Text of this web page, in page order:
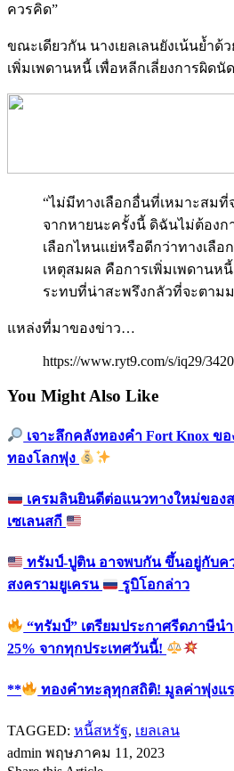
ควรคิด”
ขณะเดียวกัน นางเยลเลนยังเน้นย้ำ
เพิ่มเพดานหนี้ เพื่อหลีกเลี่ยงการผิดนั
“ไม่มีทางเลือกอื่นที่เหมาะสมที่
จากหายนะครั้งนี้ ดิฉันไม่ต้องก
เลือกไหนแย่หรือดีกว่าทางเลือ
เหตุสมผล คือการเพิ่มเพดานห
ระทบที่น่าสะพรึงกลัวที่จะตามม
แหล่งที่มาของข่าว…
https://www.ryt9.com/s/iq29/
You Might Also Like
เจาะลึกคลังทองคำ Fort Knox ข
ทองโลกพุ่ง
เครมลินยินดีต่อแนวทางใหม่ของ
เซเลนสกี
ทรัมป์-ปูติน อาจพบกัน ขึ้นอยู่กับค
สงครามยูเครน
รูบิโอกล่าว
“ทรัมป์” เตรียมประกาศรีดภาษีน
25% จากทุกประเทศวันนี้!
** ทองคำทะลุทุกสถิติ! มูลค่าพุ่งแร
TAGGED: หนี้สหรัฐ, เยลเลน
admin พฤษภาคม 11, 2023